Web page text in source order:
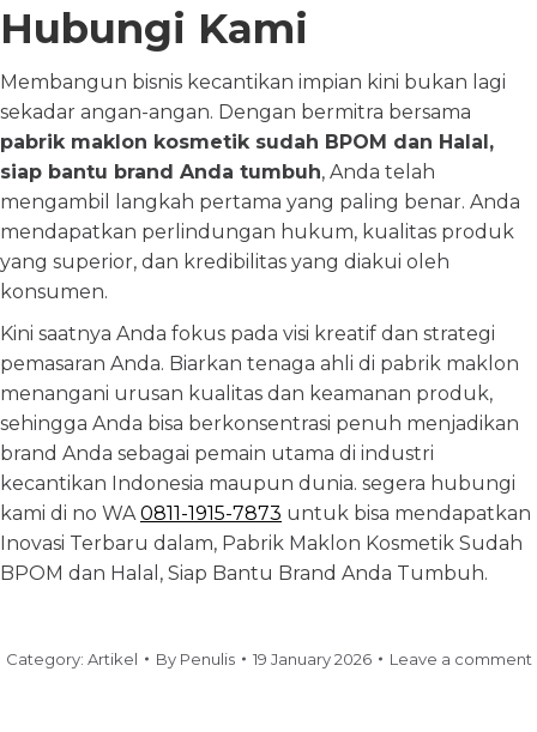
Hubungi Kami
Membangun bisnis kecantikan impian kini bukan lagi
sekadar angan-angan. Dengan bermitra bersama
pabrik maklon kosmetik sudah BPOM dan Halal,
siap bantu brand Anda tumbuh, Anda telah
mengambil langkah pertama yang paling benar. Anda
mendapatkan perlindungan hukum, kualitas produk
yang superior, dan kredibilitas yang diakui oleh
konsumen.
Kini saatnya Anda fokus pada visi kreatif dan strategi
pemasaran Anda. Biarkan tenaga ahli di pabrik maklon
menangani urusan kualitas dan keamanan produk,
sehingga Anda bisa berkonsentrasi penuh menjadikan
brand Anda sebagai pemain utama di industri
kecantikan Indonesia maupun dunia. segera hubungi
kami di no WA0811-1915-7873 untuk bisa mendapatkan
Inovasi Terbaru dalam, Pabrik Maklon Kosmetik Sudah
BPOM dan Halal, Siap Bantu Brand Anda Tumbuh.
Category: Artikel By Penulis 19 January 2026 Leave a comment